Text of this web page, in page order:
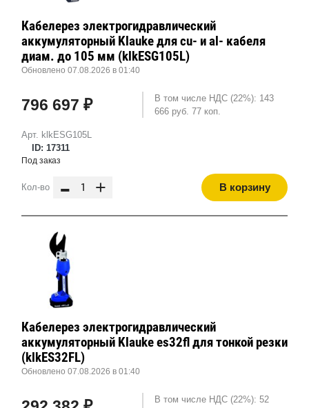
Арт. klkESG105L
ID: 17311
Кабелерез электрогидравлический
аккумуляторный Klauke для cu- и al- кабеля
диам. до 105 мм (klkESG105L)
Обновлено 07.08.2026 в 01:40
796 697 ₽
В том числе НДС (22%): 143
666 руб. 77 коп.
Под заказ
Кол-во - + В корзину
Кабелерез электрогидравлический
аккумуляторный Klauke es32fl для тонкой резки
(klkES32FL)
Обновлено 07.08.2026 в 01:40
В том числе НДС (22%): 52